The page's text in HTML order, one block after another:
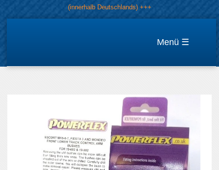
(innerhalb Deutschlands) +++
☰